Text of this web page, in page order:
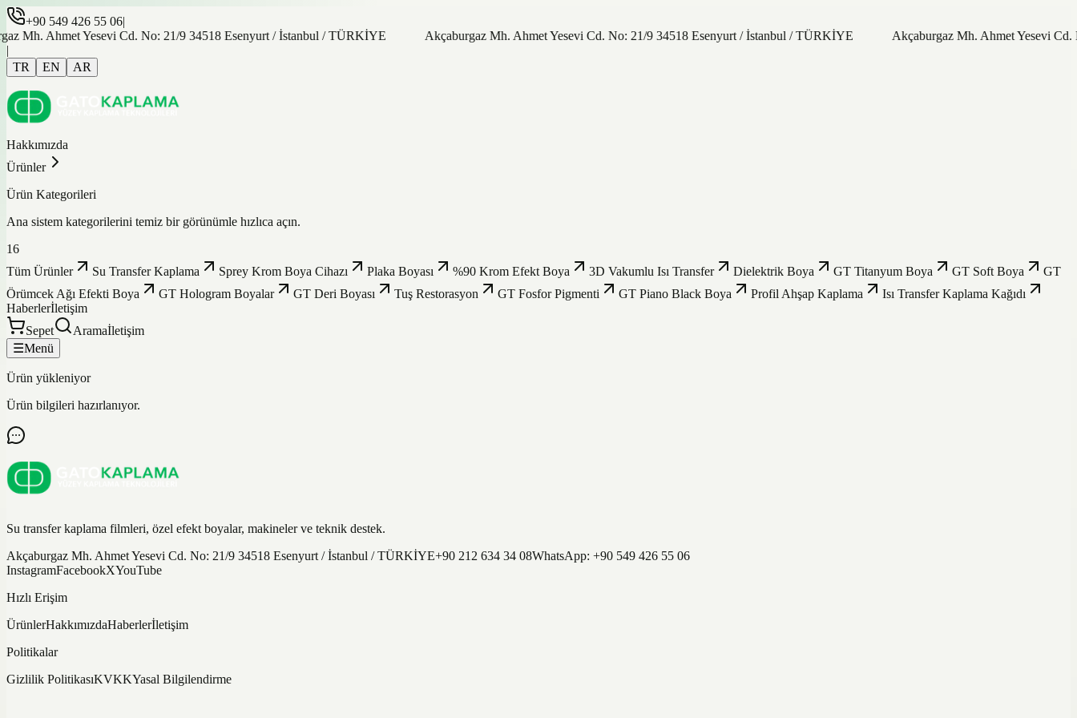
+90 549 426 55 06|
Mh. Ahmet Yesevi Cd. No: 21/9 34518 Esenyurt / İstanbul / TÜRKİYE
Akçaburgaz Mh. Ahmet Yesevi Cd. No: 21/9 34518 Esenyurt / İstanbul / TÜRKİYE
Akçaburgaz Mh. Ahmet Yesevi
|
TR
EN AR
Hakkımızda
Ürünler
Ürün Kategorileri
Ana sistem kategorilerini temiz bir görünümle hızlıca açın.
16
Tüm Ürünler
Su Transfer Kaplama Sprey Krom Boya Cihazı Plaka Boyası %90 Krom Efekt Boya 3D Vakumlu Isı Transfer Dielektrik Boya GT Titanyum Boya GT Soft Boya
GT
Örümcek Ağı Efekti Boya
GT Hologram Boyalar GT Deri Boyası Tuş Restorasyon GT Fosfor Pigmenti GT Piano Black Boya Profil Ahşap Kaplama
Isı Transfer Kaplama Kağıdı
Haberlerİletişim
Sepet
Aramaİletişim
☰Menü
Ürün yükleniyor
Ürün bilgileri hazırlanıyor.
Su transfer kaplama filmleri, özel efekt boyalar, makineler ve teknik destek.
Akçaburgaz Mh. Ahmet Yesevi Cd. No: 21/9 34518 Esenyurt / İstanbul / TÜRKİYE+90 212 634 34 08WhatsApp: +90 549 426 55 06
InstagramFacebookXYouTube
Hızlı Erişim
ÜrünlerHakkımızdaHaberlerİletişim
Politikalar
Gizlilik PolitikasıKVKKYasal Bilgilendirme